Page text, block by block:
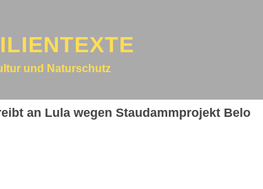
und Naturschutz
an Lula wegen Staudammprojekt Belo